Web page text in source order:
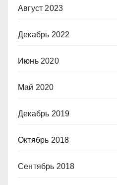
Август 2023
Декабрь 2022
Июнь 2020
Май 2020
Декабрь 2019
Октябрь 2018
Сентябрь 2018